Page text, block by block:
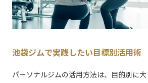
池袋ジムで実践したい目標別活用術
パーソナルジムの活用方法は、目的別に